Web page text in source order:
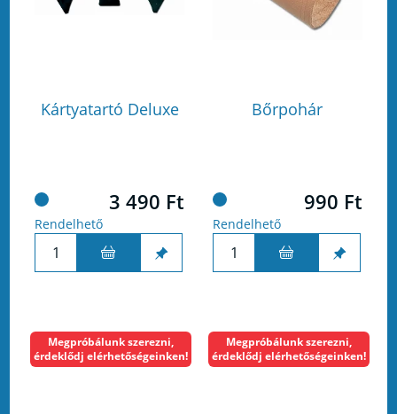
Kártyatartó Deluxe
3 490 Ft
Rendelhető
Bőrpohár
990 Ft
Rendelhető
Megpróbálunk szerezni,
érdeklődj elérhetőségeinken!
Megpróbálunk szerezni,
érdeklődj elérhetőségeinken!